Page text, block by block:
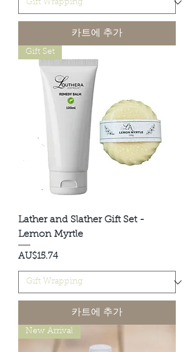
카트에 추가
Gift Set
Lather and Slather Gift Set -
Lemon Myrtle
가격
AU$15.74
카트에 추가
New Arrival